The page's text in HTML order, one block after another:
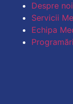
Despre noi
Servicii
Echipa
Programări